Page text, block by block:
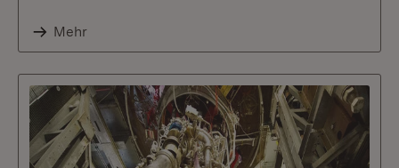
Mehr